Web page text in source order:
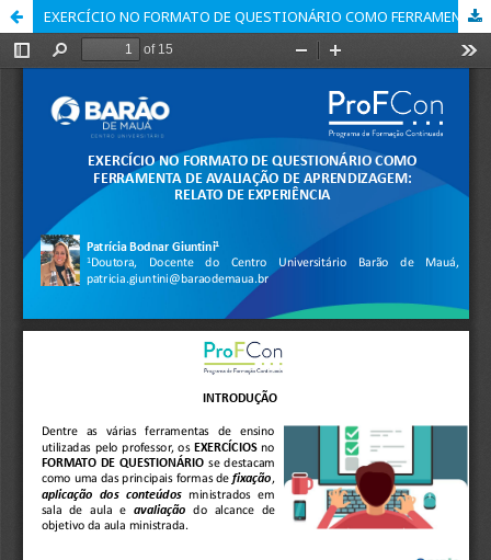
EXERCÍCIO NO FORMATO DE QUESTIONÁRIO COMO FERRAMENTA DE AVALIAÇÃO DE APRENDIZAGEM